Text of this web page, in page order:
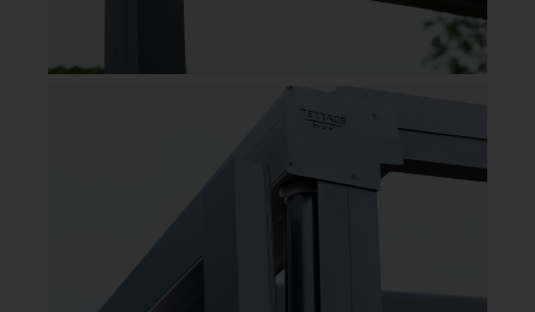
stabila konstruktionen i underhållsfritt aluminium kräver
bara två stolpar, vilket ger en luftig och öppen lösning
som enkelt ansluts till huset. Vattnet leds bort genom
integrerade kanaler i valfri stolpe. Som tak väljer du
mellan glasklara takskivor gop Skyroof eller vår
kanalplast gop Multiglas. gop Terrace finns i tre olika
komplett altantak med en färdig konstruktion.
GOP TERRACE KOMPLETT ALTANTAK MULTIGLAS
GOP TERRACE KOMPLETT ALTANTAK SKYROOF